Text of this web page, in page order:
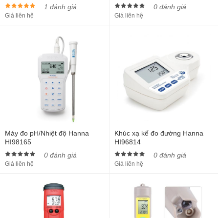
1 đánh giá
Giá liên hệ
0 đánh giá
Giá liên hệ
Máy đo pH/Nhiệt độ Hanna
HI98165
0 đánh giá
Giá liên hệ
Khúc xạ kế đo đường Hanna
HI96814
0 đánh giá
Giá liên hệ